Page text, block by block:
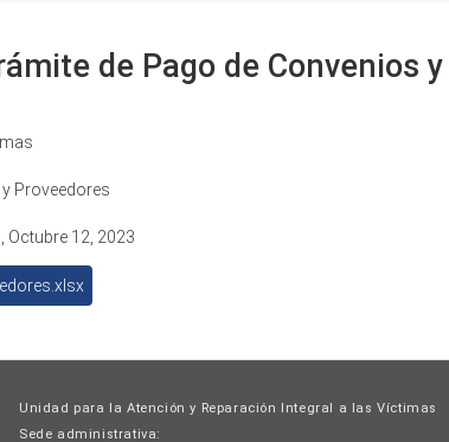
de Pago de Convenios y
Proveedores
Octubre 12, 2023
Unidad para la Atención y Reparación Integral a las Víctimas
Sede administrativa: